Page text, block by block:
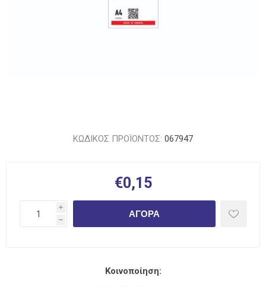
ΚΩΔΙΚΟΣ ΠΡΟΪΟΝΤΟΣ: 067947
€0,15
i
h
ΑΓΟΡΆ
Κοινοποίηση: